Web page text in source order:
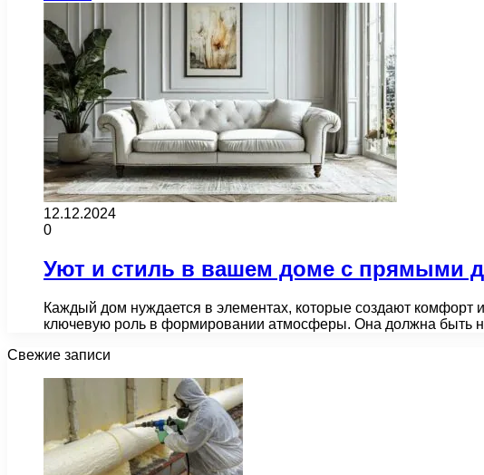
12.12.2024
0
Уют и стиль в вашем доме с прямыми
Каждый дом нуждается в элементах, которые создают комфорт
ключевую роль в формировании атмосферы. Она должна быть
Свежие записи